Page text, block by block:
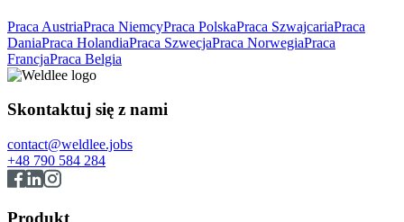
Praca AustriaPraca NiemcyPraca PolskaPraca SzwajcariaPraca
DaniaPraca HolandiaPraca SzwecjaPraca NorwegiaPraca
FrancjaPraca Belgia
Skontaktuj się z nami
contact@weldlee.jobs
+48 790 584 284
Produkt